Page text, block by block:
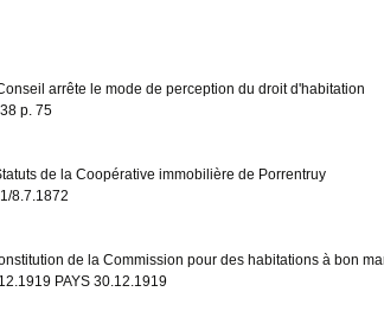
arrête le mode de perception du droit d'habitation
p. 75
de la Coopérative immobilière de Porrentruy
8.7.1872
de la Commission pour des habitations à bon
PAYS 30.12.1919